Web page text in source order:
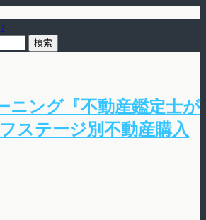
ニング『不動産鑑定士が
ステージ別不動産購入